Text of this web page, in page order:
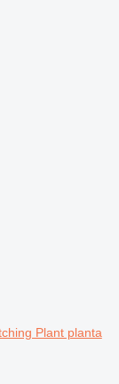
Plant planta